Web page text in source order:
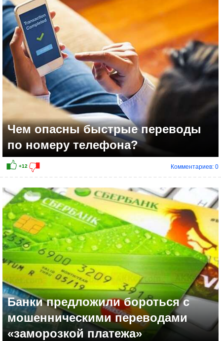
-1
Чем опасны быстрые переводы
по номеру телефона?
Комментариев: 0
Банки предложили бороться с
мошенническими переводами
«заморозкой платежа»